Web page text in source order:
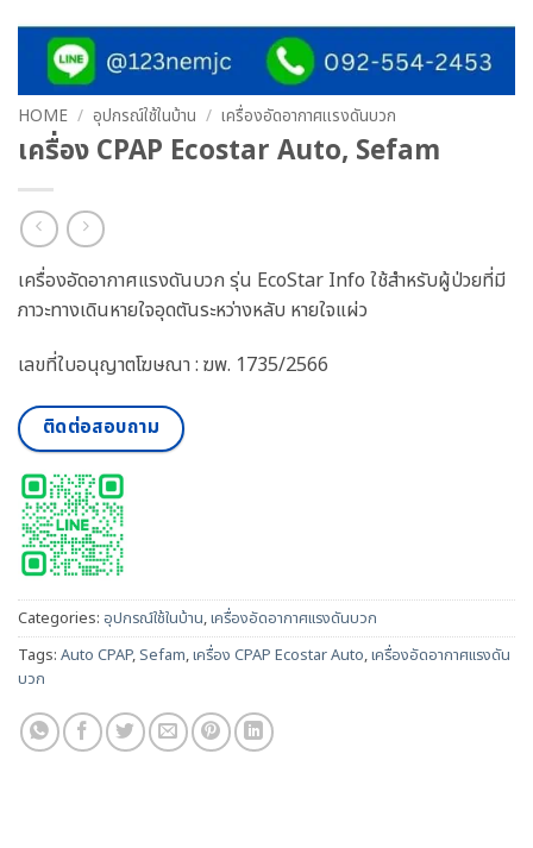
HOME / อุปกรณ์ใช้ในบ้าน / เครื่องอัดอากาศแรงดันบวก
เครื่อง CPAP Ecostar Auto, Sefam
เครื่องอัดอากาศแรงดันบวก รุ่น EcoStar Info ใช้สำหรับผู้ป่วยที่มี
ภาวะทางเดินหายใจอุดตันระหว่างหลับ หายใจแผ่ว
เลขที่ใบอนุญาตโฆษณา : ฆพ. 1735/2566
ติดต่อสอบถาม
Categories: อุปกรณ์ใช้ในบ้าน,เครื่องอัดอากาศแรงดันบวก
Tags: Auto CPAP, Sefam,เครื่อง CPAP Ecostar Auto,เครื่องอัดอากาศแรงดัน
บวก